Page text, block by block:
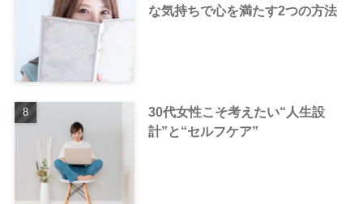
な気持ちで心を満たす2つの方法
30代女性こそ考えたい“人生設
計”と“セルフケア”